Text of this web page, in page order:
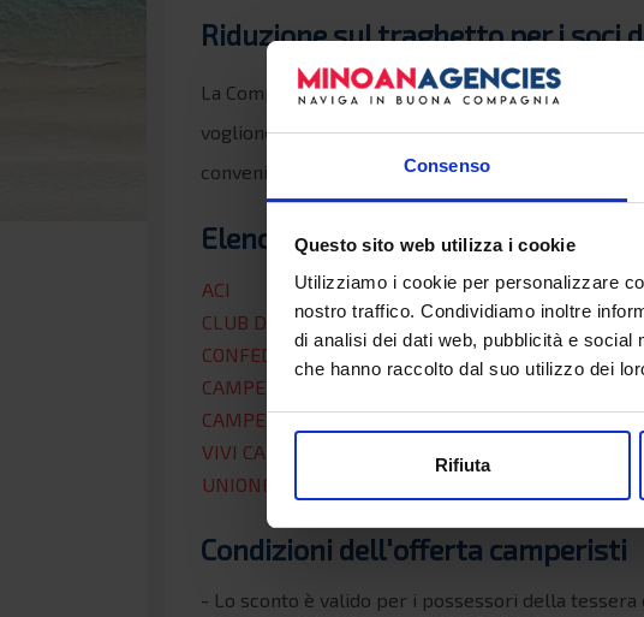
Consenso
Questo sito web utilizza i cookie
Utilizziamo i cookie per personalizzare
nostro traffico. Condividiamo inoltre
di analisi dei dati web, pubblicità e
che hanno raccolto dal suo utilizzo dei
Rifiuta
Riduzione sul traghetto per i soci
La Compagnia Grimaldi Minoan Lines riserva
vogliono raggiungere la Grecia con il loro camper
conveniente. Viaggia in traghetto in Grecia con il
Elenco associazioni convenzionate
ACI
CLUB DEL PLENAIR
CONFEDERAZIONE ITALIANA CAMPEGGIATORI
CAMPER CLUB ITALIANO
CAMPER LIFE
VIVI CAMPER
UNIONE CLUB AMICI
Condizioni dell'offerta camperisti
- Lo sconto è valido per i possessori della